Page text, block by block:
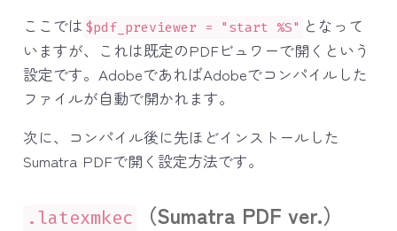
ここでは $pdf_previewer = "start %S" となって
いますが、これは既定のPDFビュワーで開くという
設定です。AdobeであればAdobeでコンパイルした
ファイルが自動で開かれます。
次に、コンパイル後に先ほどインストールした
Sumatra PDFで開く設定方法です。
.latexmkec （Sumatra PDF ver.）